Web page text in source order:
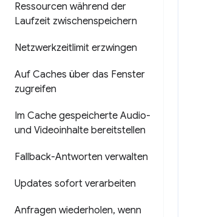
Ressourcen während der
Laufzeit zwischenspeichern
Netzwerkzeitlimit erzwingen
Auf Caches über das Fenster
zugreifen
Im Cache gespeicherte Audio-
und Videoinhalte bereitstellen
Fallback-Antworten verwalten
Updates sofort verarbeiten
Anfragen wiederholen, wenn